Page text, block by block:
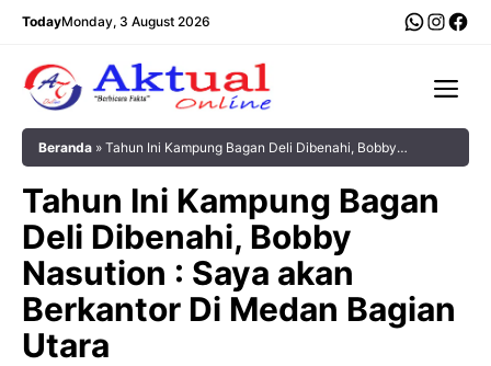
Langsung
TodayMonday, 3 August 2026
Beranda » Tahun Ini Kampung Bagan Deli Dibenahi, Bobby
Tahun Ini Kampung Bagan
Deli Dibenahi, Bobby
Nasution : Saya akan
Berkantor Di Medan Bagian
Utara